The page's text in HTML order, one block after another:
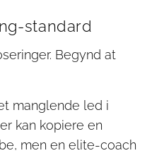
standard
Begynd at
manglende led i
kan kopiere en
men en elite-coach